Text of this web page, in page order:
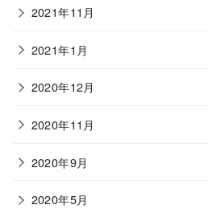
2021年11月
2021年1月
2020年12月
2020年11月
2020年9月
2020年5月